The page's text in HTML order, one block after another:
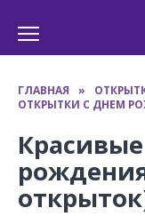
содержанию
ГЛАВНАЯ »
ОТКРЫТКИ С ДНЕМ